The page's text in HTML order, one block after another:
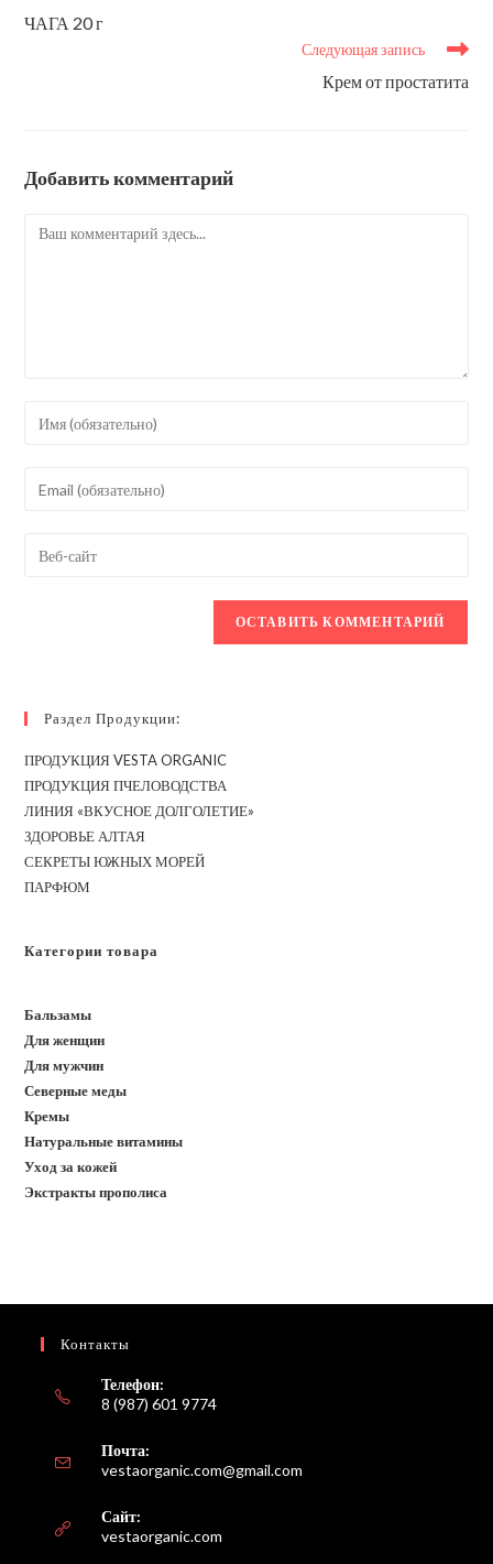
ЧАГА 20 г
Следующая запись
Крем от простатита
Добавить комментарий
Комментарий
Введите
или
пользователя,
адрес,
Раздел Продукции:
ПРОДУКЦИЯ VESTA ORGANIC
ПРОДУКЦИЯ ПЧЕЛОВОДСТВА
ЛИНИЯ «ВКУСНОЕ ДОЛГОЛЕТИЕ»
ЗДОРОВЬЕ АЛТАЯ
СЕКРЕТЫ ЮЖНЫХ МОРЕЙ
ПАРФЮМ
Категории товара
Бальзамы
Для женщин
Для мужчин
Северные меды
Кремы
Натуральные витамины
Уход за кожей
Экстракты прополиса
Контакты
Телефон:
8 (987) 601 9774
Почта:
vestaorganic.com@gmail.com
Сайт:
vestaorganic.com